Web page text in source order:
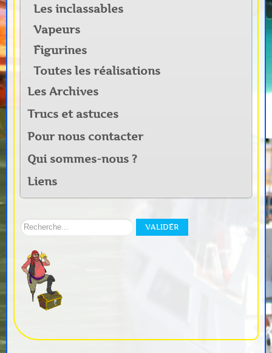
Les inclassables
Vapeurs
Figurines
Toutes les réalisations
Les Archives
Trucs et astuces
Pour nous contacter
Qui sommes-nous ?
Liens
Rechercher
site:
VALIDER